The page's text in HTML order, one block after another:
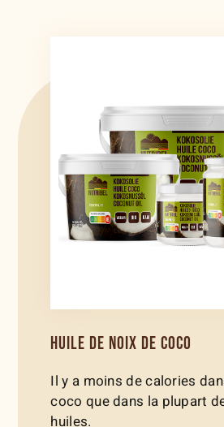
HUILE DE NOIX DE COCO
Il y a moins de calories
coco que dans la plupart
huiles.